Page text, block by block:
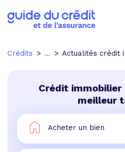
Crédits ... Actualités crédit
Crédit immobilier
meilleur
Acheter un bien